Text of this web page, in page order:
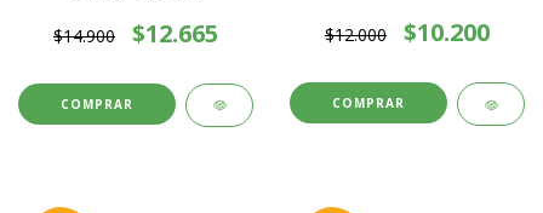
$14.900 $12.665 $12.000 $10.200